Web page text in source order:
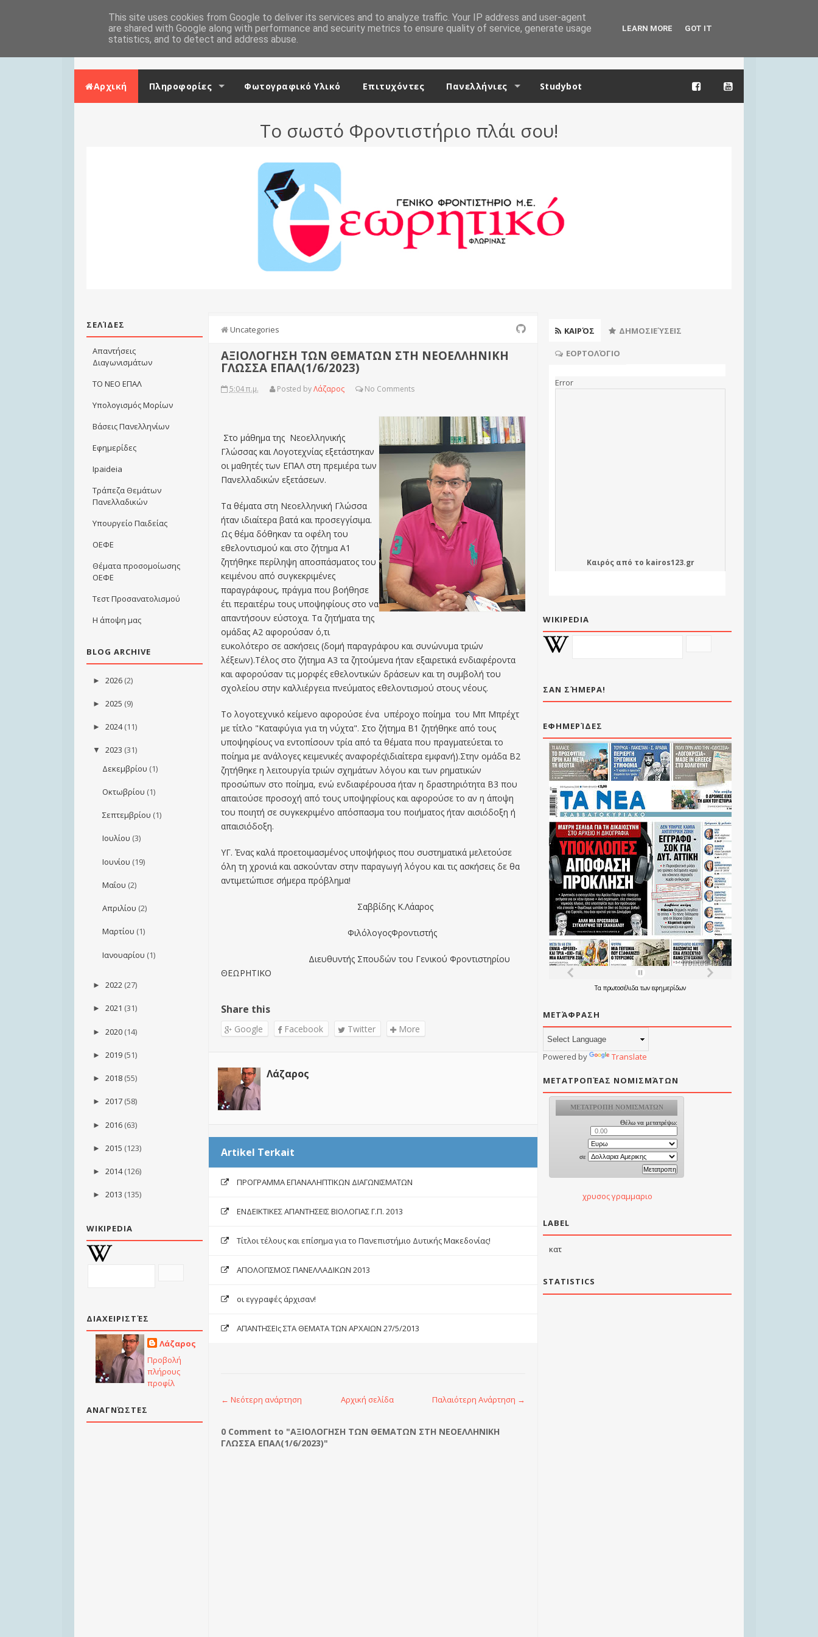
Αρχική Επικοινωνία
Αρχική Πληροφορίες Φωτογραφικό Υλικό Επιτυχόντες Πανελλήνιες Studybot
Το σωστό Φροντιστήριο πλάι σου!
ΣΕΛΊΔΕΣ
Απαντήσεις
Διαγωνισμάτων
ΤΟ ΝΕΟ ΕΠΑΛ
Υπολογισμός Μορίων
Βάσεις Πανελληνίων
Εφημερίδες
Ιpaideia
Τράπεζα Θεμάτων
Πανελλαδικών
Υπουργείο Παιδείας
ΟΕΦΕ
Θέματα προσομοίωσης
ΟΕΦΕ
Τεστ Προσανατολισμού
Η άποψη μας
BLOG ARCHIVE
► 2026 (2)
► 2025 (9)
► 2024 (11)
▼ 2023 (31)
Δεκεμβρίου (1)
Οκτωβρίου (1)
Σεπτεμβρίου (1)
Ιουλίου (3)
Ιουνίου (19)
Μαΐου (2)
Απριλίου (2)
Μαρτίου (1)
Ιανουαρίου (1)
► 2022 (27)
► 2021 (31)
► 2020 (14)
► 2019 (51)
► 2018 (55)
► 2017 (58)
► 2016 (63)
► 2015 (123)
► 2014 (126)
► 2013 (135)
WIKIPEDIA
ΔΙΑΧΕΙΡΙΣΤΈΣ
Λάζαρος
Προβολή
πλήρους
προφίλ
ΑΝΑΓΝΏΣΤΕΣ
Uncategories
ΑΞΙΟΛΟΓΗΣΗ ΤΩΝ ΘΕΜΑΤΩΝ ΣΤΗ ΝΕΟΕΛΛΗΝΙΚΗ
ΓΛΩΣΣΑ ΕΠΑΛ(1/6/2023)
5:04 π.μ. Posted byΛάζαρος No Comments
Στο μάθημα της Νεοελληνικής
Γλώσσας και Λογοτεχνίας εξετάστηκαν
οι μαθητές των ΕΠΑΛ στη πρεμιέρα των
Πανελλαδικών εξετάσεων.
Τα θέματα στη Νεοελληνική Γλώσσα
ήταν ιδιαίτερα βατά και προσεγγίσιμα.
Ως θέμα δόθηκαν τα οφέλη του
εθελοντισμού και στο ζήτημα Α1
ζητήθηκε περίληψη αποσπάσματος του
κειμένου από συγκεκριμένες
παραγράφους, πράγμα που βοήθησε
έτι περαιτέρω τους υποψηφίους στο να
απαντήσουν εύστοχα. Τα ζητήματα της
ομάδας Α2 αφορούσαν ό,τι
ευκολότερο σε ασκήσεις (δομή παραγράφου και συνώνυμα τριών
λέξεων).Τέλος στο ζήτημα Α3 τα ζητούμενα ήταν εξαιρετικά ενδιαφέροντα
και αφορούσαν τις μορφές εθελοντικών δράσεων και τη συμβολή του
σχολείου στην καλλιέργεια πνεύματος εθελοντισμού στους νέους.
Το λογοτεχνικό κείμενο αφορούσε ένα υπέροχο ποίημα του Μπ Μπρέχτ
με τίτλο "Καταφύγια για τη νύχτα". Στο ζήτημα Β1 ζητήθηκε από τους
υποψηφίους να εντοπίσουν τρία από τα θέματα που πραγματεύεται το
ποίημα με ανάλογες κειμενικές αναφορές(ιδιαίτερα εμφανή).Στην ομάδα Β2
ζητήθηκε η λειτουργία τριών σχημάτων λόγου και των ρηματικών
προσώπων στο ποίημα, ενώ ενδιαφέρουσα ήταν η δραστηριότητα Β3 που
απαιτούσε προσοχή από τους υποψηφίους και αφορούσε το αν η άποψη
του ποιητή σε συγκεκριμένο απόσπασμα του ποιήματος ήταν αισιόδοξη ή
απαισιόδοξη.
ΥΓ. Ένας καλά προετοιμασμένος υποψήφιος που συστηματικά μελετούσε
όλη τη χρονιά και ασκούνταν στην παραγωγή λόγου και τις ασκήσεις δε θα
αντιμετώπισε σήμερα πρόβλημα!
Σαββίδης Κ.Λάαρος
ΦιλόλογοςΦροντιστής
Διευθυντής Σπουδών του Γενικού Φροντιστηρίου
ΘΕΩΡΗΤΙΚΟ
Share this
Google Facebook Twitter More
Λάζαρος
Artikel Terkait
ΠΡΟΓΡΑΜΜΑ ΕΠΑΝΑΛΗΠΤΙΚΩΝ ΔΙΑΓΩΝΙΣΜΑΤΩΝ
ΕΝΔΕΙΚΤΙΚΕΣ ΑΠΑΝΤΗΣΕΙΣ ΒΙΟΛΟΓΙΑΣ Γ.Π. 2013
Τίτλοι τέλους και επίσημα για το Πανεπιστήμιο Δυτικής Μακεδονίας!
ΑΠΟΛΟΓΙΣΜΟΣ ΠΑΝΕΛΛΑΔΙΚΩΝ 2013
οι εγγραφές άρχισαν!
AΠΑΝΤΗΣΕΙς ΣΤΑ ΘΕΜΑΤΑ ΤΩΝ ΑΡΧΑΙΩΝ 27/5/2013
← Νεότερη ανάρτηση Παλαιότερη Ανάρτηση →
Αρχική σελίδα
0 Comment to "ΑΞΙΟΛΟΓΗΣΗ ΤΩΝ ΘΕΜΑΤΩΝ ΣΤΗ ΝΕΟΕΛΛΗΝΙΚΗ
ΓΛΩΣΣΑ ΕΠΑΛ(1/6/2023)"
ΚΑΙΡΌΣ ΔΗΜΟΣΙΕΎΣΕΙΣ
ΕΟΡΤΟΛΌΓΙΟ
Καιρόςαπό το kairos123.gr
WIKIPEDIA
ΣΑΝ ΣΉΜΕΡΑ!
ΕΦΗΜΕΡΊΔΕΣ
Τα πρωτοσέλιδατων εφημερίδων
ΜΕΤΆΦΡΑΣΗ
Powered by Translate
ΜΕΤΑΤΡΟΠΈΑΣ ΝΟΜΙΣΜΆΤΩΝ
χρυσος γραμμαριο
LABEL
κατ
STATISTICS
This site uses cookies from Google to deliver its services and to analyze traffic. Your IP address and user-agent
are shared with Google along with performance and security metrics to ensure quality of service, generate usage
statistics, and to detect and address abuse.
LEARN MORE GOT IT